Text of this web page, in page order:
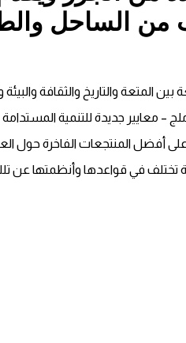
من الساحل
والتاريخ والثقافة
معايير جديدة للتنمية
على أفضل المنتجعات الفاخرة
تختلف في قواعدها وأنظمتها عن